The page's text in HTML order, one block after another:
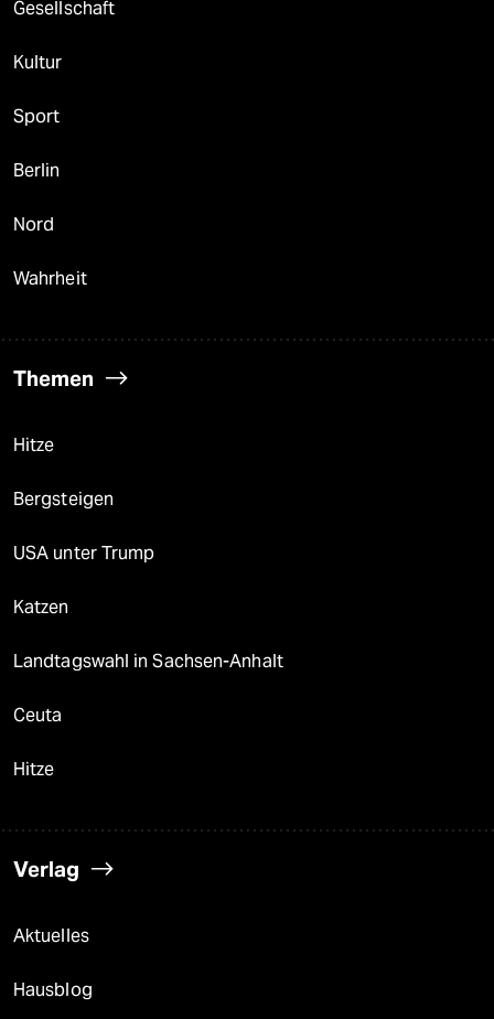
Gesellschaft
Kultur
Sport
Berlin
Nord
Wahrheit
Themen
Hitze
Bergsteigen
USA unter Trump
Katzen
Landtagswahl in Sachsen-Anhalt
Ceuta
Hitze
Verlag
Aktuelles
Hausblog